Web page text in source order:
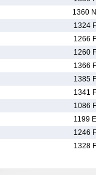
1360 N
1324 F
1266 F
1260 F
1366 F
1385 F
1341 F
1086 F
1199 E
1246 F
1328 F